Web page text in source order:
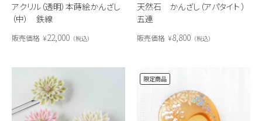
アクリル（透明）本蒔絵かんざし
（中） 鉄線
販売価格 ¥22,000 税込
天然石 かんざし（アパタイト ）
五連
販売価格 ¥8,800 税込
限定商品